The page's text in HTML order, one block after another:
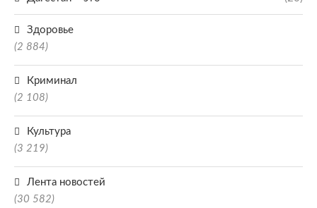
Здоровье
(2 884)
Криминал
(2 108)
Культура
(3 219)
Лента новостей
(30 582)